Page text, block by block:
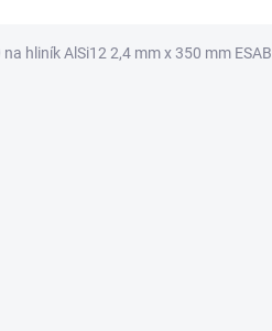
hliník AlSi12 2,4 mm x 350 mm ESAB